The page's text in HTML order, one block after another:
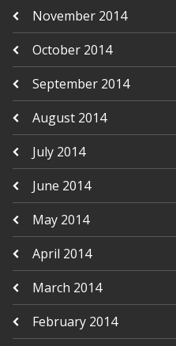
November 2014
October 2014
September 2014
August 2014
July 2014
June 2014
May 2014
April 2014
March 2014
February 2014